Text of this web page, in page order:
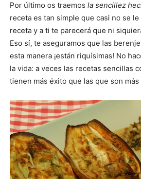
Por último os traemos la sencillez
receta es tan simple que casi no se
receta y a ti te parecerá que ni
Eso sí, te aseguramos que las
esta manera ¡están riquísimas! No
la vida: a veces las recetas sencillas
tienen más éxito que las que son más